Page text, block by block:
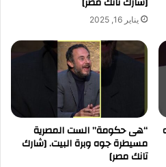
يناير 16, 2025
“هى حكومة” الست المصرية
مسيطرة جوه وبرة البيت. [شارك
تانك مصر]